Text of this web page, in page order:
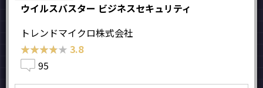
ウイルスバスター ビジネスセキュリティ
トレンドマイクロ株式会社
★★★★★
★★★★★ 3.8
95